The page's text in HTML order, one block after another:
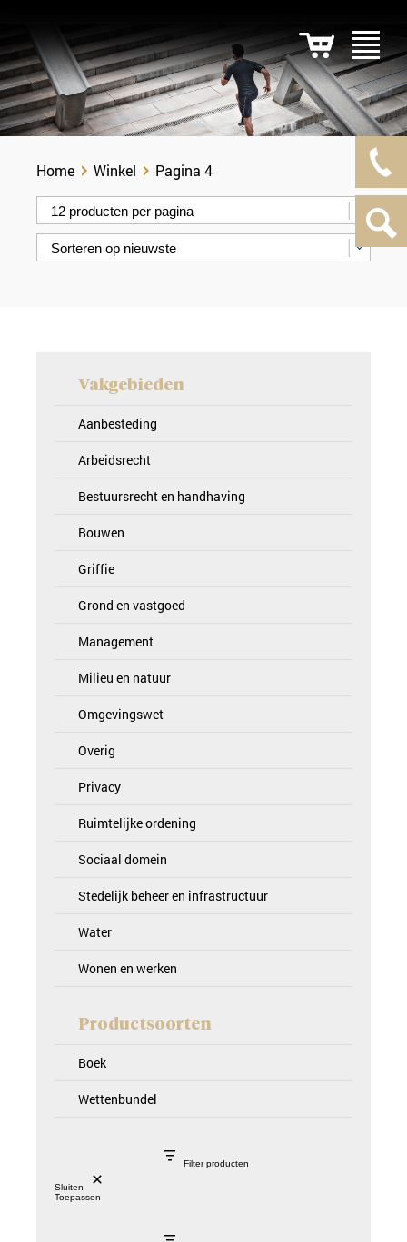
Home Winkel Pagina 4
Vakgebieden
Aanbesteding
Arbeidsrecht
Bestuursrecht en handhaving
Bouwen
Griffie
Grond en vastgoed
Management
Milieu en natuur
Omgevingswet
Overig
Privacy
Ruimtelijke ordening
Sociaal domein
Stedelijk beheer en infrastructuur
Water
Wonen en werken
Productsoorten
Boek
Wettenbundel
Filter producten
Sluiten
Toepassen